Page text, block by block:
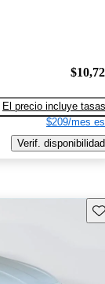
El precio incluye tasas
$209/mes
Verif. disponibilidad